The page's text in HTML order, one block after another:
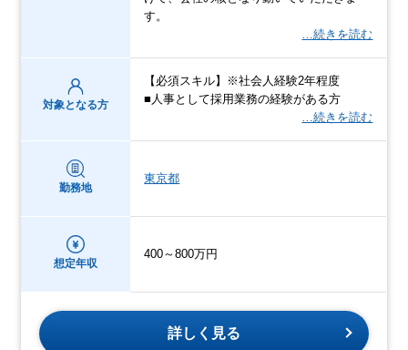
す。
…続きを読む
対象となる方
【必須スキル】※社会人経験2年程度
■人事として採用業務の経験がある方
…続きを読む
勤務地
東京都
想定年収
400～800万円
詳しく見る